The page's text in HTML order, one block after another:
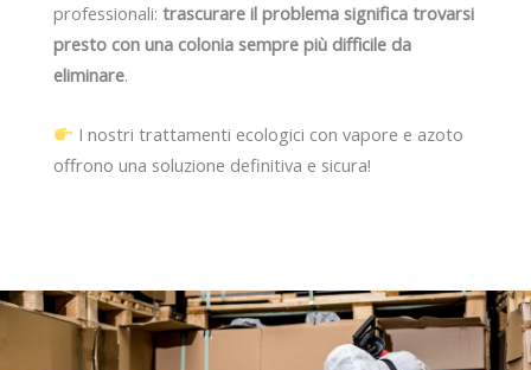
professionali: trascurare il problema significa trovarsi
presto con una colonia sempre più difficile da
eliminare.
I nostri trattamenti ecologici con vapore e azoto
offrono una soluzione definitiva e sicura!